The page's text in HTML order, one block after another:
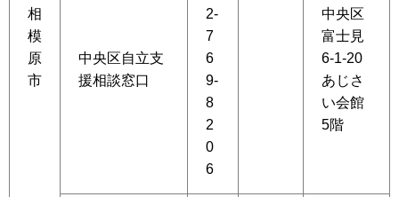
相
模
原
市
中央区自立支
援相談窓口
2-
7
6
9-
8
2
0
6
中央区
富士見
6-1-20
あじさ
い会館
5階